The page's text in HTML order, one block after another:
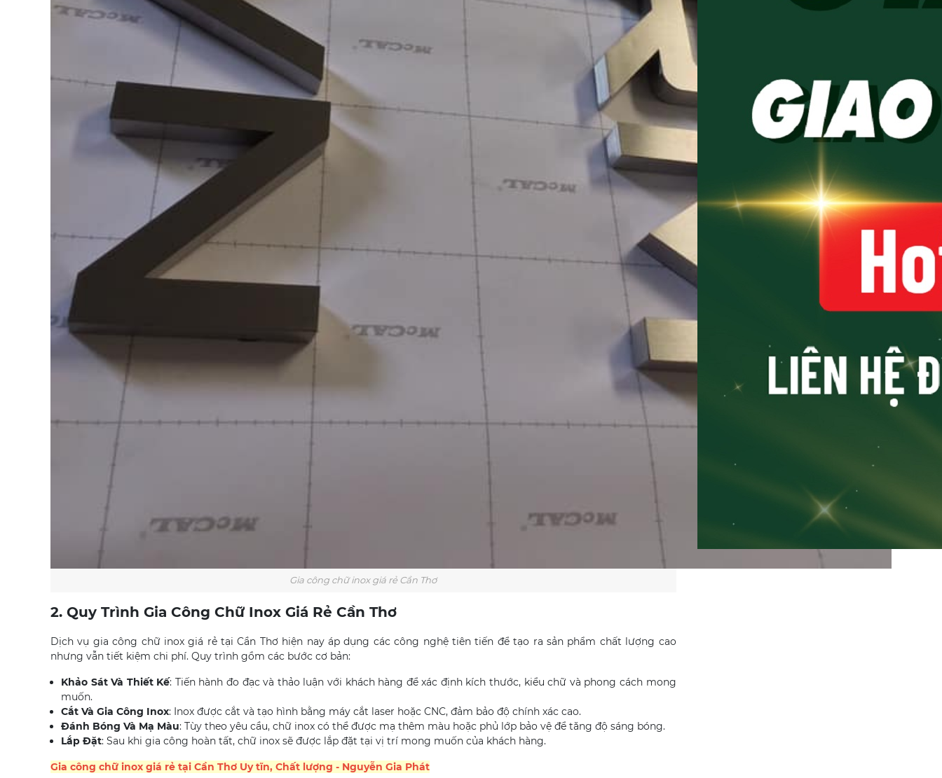
Gia công chữ inox giá rẻ Cần Thơ
2. Quy Trình Gia Công Chữ Inox Giá Rẻ Cần Thơ
Dịch vụ gia công chữ inox giá rẻ tại Cần Thơ hiện nay áp dụng các công nghệ tiên tiến để tạo ra sản phẩm chất lượng cao
nhưng vẫn tiết kiệm chi phí. Quy trình gồm các bước cơ bản:
Khảo Sát Và Thiết Kế: Tiến hành đo đạc và thảo luận với khách hàng để xác định kích thước, kiểu chữ và phong cách mong
muốn.
Cắt Và Gia Công Inox: Inox được cắt và tạo hình bằng máy cắt laser hoặc CNC, đảm bảo độ chính xác cao.
Đánh Bóng Và Mạ Màu: Tùy theo yêu cầu, chữ inox có thể được mạ thêm màu hoặc phủ lớp bảo vệ để tăng độ sáng bóng.
Lắp Đặt: Sau khi gia công hoàn tất, chữ inox sẽ được lắp đặt tại vị trí mong muốn của khách hàng.
Gia công chữ inox giá rẻ tại Cần Thơ Uy tĩn, Chất lượng - Nguyễn Gia Phát